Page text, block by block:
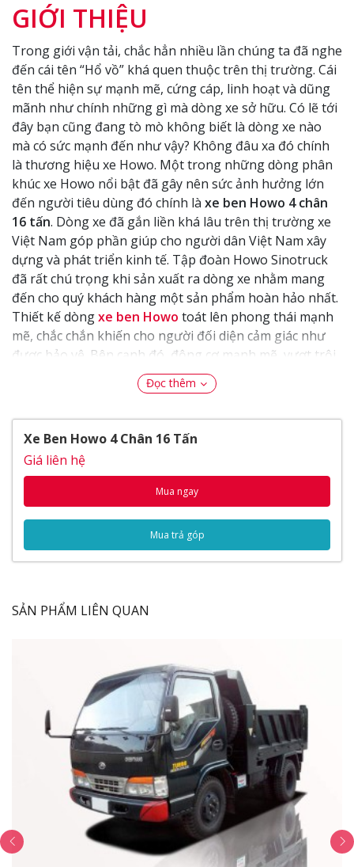
GIỚI THIỆU
Trong giới vận tải, chắc hẳn nhiều lần chúng ta đã nghe
đến cái tên “Hổ vồ” khá quen thuộc trên thị trường. Cái
tên thể hiện sự mạnh mẽ, cứng cáp, linh hoạt và dũng
mãnh như chính những gì mà dòng xe sở hữu. Có lẽ tới
đây bạn cũng đang tò mò không biết là dòng xe nào
mà có sức mạnh đến như vậy? Không đâu xa đó chính
là thương hiệu xe Howo. Một trong những dòng phân
khúc xe Howo nổi bật đã gây nên sức ảnh hưởng lớn
đến người tiêu dùng đó chính là xe ben Howo 4 chân
16 tấn. Dòng xe đã gắn liền khá lâu trên thị trường xe
Việt Nam góp phần giúp cho người dân Việt Nam xây
dựng và phát triển kinh tế. Tập đoàn Howo Sinotruck
đã rất chú trọng khi sản xuất ra dòng xe nhằm mang
đến cho quý khách hàng một sản phẩm hoàn hảo nhất.
Thiết kế dòngxe ben Howo toát lên phong thái mạnh
mẽ, chắc chắn khiến cho người đối diện cảm giác như
được bảo vệ. Bên cạnh đó, động cơ mạnh mẽ, vượt trội,
thùng hàng rộng, chịu tải chắc chắn làm gia tăng năng
suất hoạt động cùng với đó làgiá xe ben Howo
Để có được một cái nhìn khách quan nhất về dòng xe
ben Howo 4 chân 16 tấn này, đại lý Thế Giới Xe Tải xin
kính mời quý khách tìm hiểu thông qua bài viết dưới
Nội dung bài viết
Ngoại thất
Bậc thang lên xuống
Cụm đèn pha
Vô lăng tay lái
Giường nằm
Cần gạt số
Đồng hồ taplo
Vận hành
Hộp số
Cầu xe
Mua xe ben Howo 4 chân 16 tấn tại đâu?
Thùng xe
Thông số kỹ thuật
Đọc thêm
Xe Ben Howo 4 Chân 16 Tấn
Giá liên hệ
Mua ngay
Mua trả góp
SẢN PHẨM LIÊN QUAN